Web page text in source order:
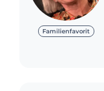
Familienfavorit